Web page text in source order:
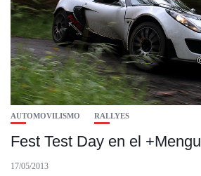
AUTOMOVILISMO RALLYES
Fest Test Day en el +Mengu
17/05/2013